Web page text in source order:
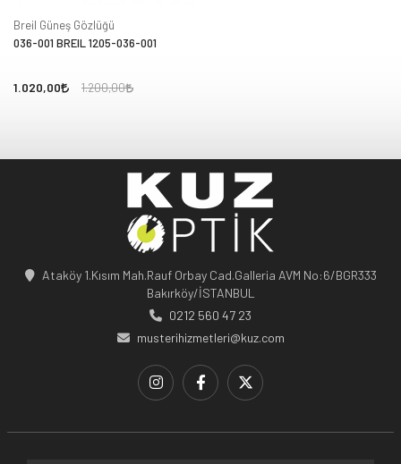
Breil Güneş Gözlüğü
036-001 BREIL 1205-036-001
1.020,00 1.200,00
Ataköy 1.Kısım Mah.Rauf Orbay Cad.Galleria AVM No:6/BGR333
Bakırköy/İSTANBUL
0212 560 47 23
musterihizmetleri@kuz.com